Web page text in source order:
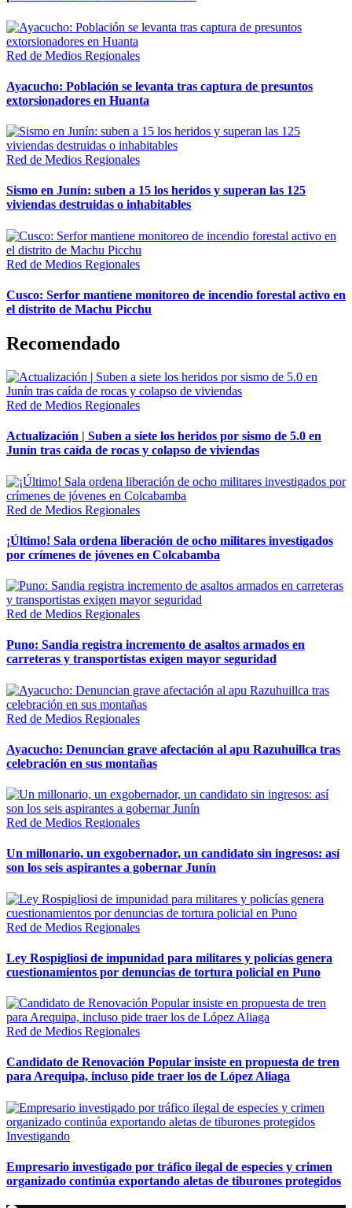
Red de Medios Regionales
Ayacucho: Población se levanta tras captura de presuntos
extorsionadores en Huanta
Red de Medios Regionales
Sismo en Junín: suben a 15 los heridos y superan las 125
viviendas destruidas o inhabitables
Red de Medios Regionales
Cusco: Serfor mantiene monitoreo de incendio forestal activo en
el distrito de Machu Picchu
Recomendado
Red de Medios Regionales
Actualización | Suben a siete los heridos por sismo de 5.0 en
Junín tras caída de rocas y colapso de viviendas
Red de Medios Regionales
¡Último! Sala ordena liberación de ocho militares investigados
por crímenes de jóvenes en Colcabamba
Red de Medios Regionales
Puno: Sandia registra incremento de asaltos armados en
carreteras y transportistas exigen mayor seguridad
Red de Medios Regionales
Ayacucho: Denuncian grave afectación al apu Razuhuillca tras
celebración en sus montañas
Red de Medios Regionales
Un millonario, un exgobernador, un candidato sin ingresos: así
son los seis aspirantes a gobernar Junín
Red de Medios Regionales
Ley Rospigliosi de impunidad para militares y policías genera
cuestionamientos por denuncias de tortura policial en Puno
Red de Medios Regionales
Candidato de Renovación Popular insiste en propuesta de tren
para Arequipa, incluso pide traer los de López Aliaga
Investigando
Empresario investigado por tráfico ilegal de especies y crimen
organizado continúa exportando aletas de tiburones protegidos